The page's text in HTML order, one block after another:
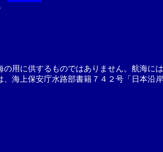
の用に供するものではありません。航海に
、海上保安庁水路部書籍７４２号「日本沿